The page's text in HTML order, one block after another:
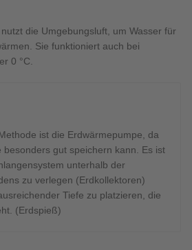
die Umgebungsluft, um Wasser für
Sie funktioniert auch bei
0 °C.
ist die Erdwärmepumpe, da
besonders gut speichern kann. Es ist
unterhalb der
zu verlegen (Erdkollektoren)
Tiefe zu platzieren, die
(Erdspieß)